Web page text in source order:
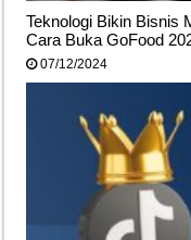
Teknologi Bikin Bisnis
Cara Buka GoFood
07/12/2024